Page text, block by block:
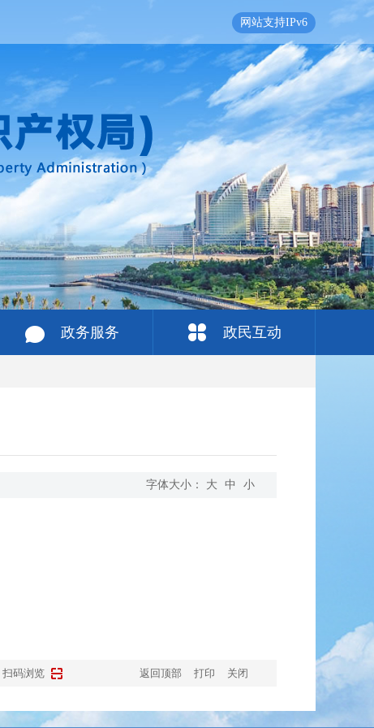
网站支持IPv6
政务服务 政民互动
字体大小： 大 中 小
扫码浏览 返回顶部 打印 关闭